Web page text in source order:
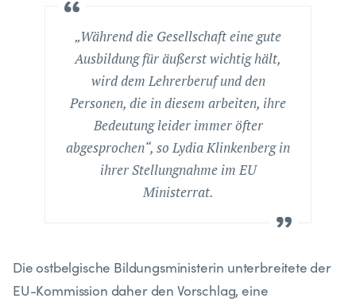
„Während die Gesellschaft eine gute
Ausbildung für äußerst wichtig hält,
wird dem Lehrerberuf und den
Personen, die in diesem arbeiten, ihre
Bedeutung leider immer öfter
abgesprochen“, so Lydia Klinkenberg in
ihrer Stellungnahme im EU
Ministerrat.
Die ostbelgische Bildungsministerin unterbreitete der
EU-Kommission daher den Vorschlag, eine